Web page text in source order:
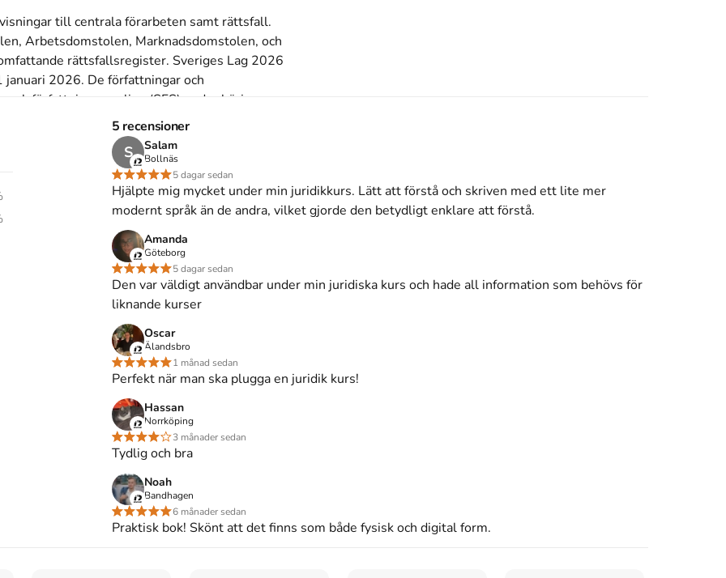
till centrala förarbeten samt rättsfall.
Arbetsdomstolen, Marknadsdomstolen, och
rättsfallsregister. Sveriges Lag 2026
2026. De författningar och
författningssamling (SFS) under början av
komplement.
nämnas den nya socialtjänstlagen
lagen (2024:506) om arbetslöshetsförsäkring,
(2025:520) om internationell verkställighet i
ingrepp i könsorganen.
av rättsfall. Här har 1971 valts som brytår:
fram till dagsläget refereras i mycket stor
urval. Även från HFD (inkl. RÅ), AD och
angivna för den som snabbt behöver
gratis. Med Sveriges Lag 2026 får du
du når via en kod på insidan av pärmen.
bestående av: Jakob Heidbrink, lektor
universitet; Eva Lindell-Frantz, lektor Lunds
Joakim Nergelius, professor Örebro
med begagnade böcker
5 recensioner
S Salam
Bollnäs
5 dagar sedan
Hjälpte mig mycket under min juridikkurs. Lätt att förstå och skriven med ett lite mer
modernt språk än de andra, vilket gjorde den betydligt enklare att förstå.
Amanda
Göteborg
5 dagar sedan
Den var väldigt användbar under min juridiska kurs och hade all information som behövs för
liknande kurser
Oscar
Älandsbro
1 månad sedan
Perfekt när man ska plugga en juridik kurs!
Hassan
Norrköping
3 månader sedan
Tydlig och bra
Noah
Bandhagen
6 månader sedan
Praktisk bok! Skönt att det finns som både fysisk och digital form.